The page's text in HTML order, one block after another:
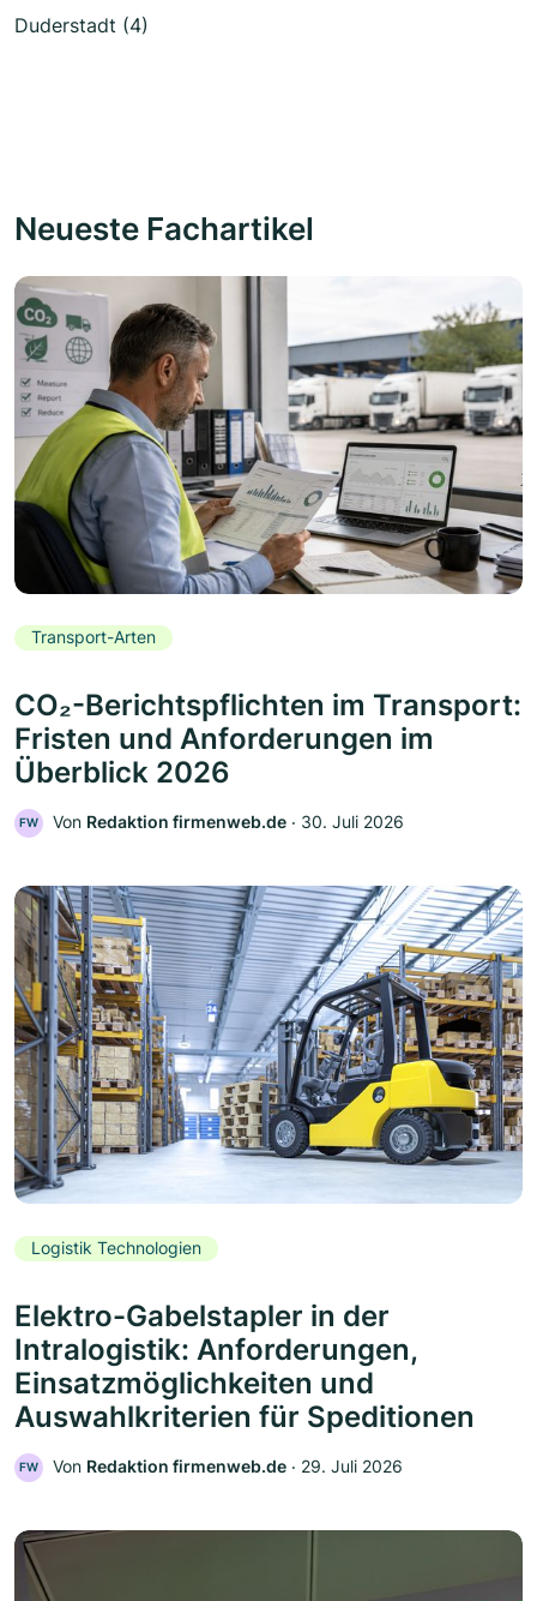
Duderstadt (4)
Neueste Fachartikel
Transport-Arten
CO₂-Berichtspflichten im Transport:
Fristen und Anforderungen im
Überblick 2026
FW Von Redaktion firmenweb.de ‧ 30. Juli 2026
Logistik Technologien
Elektro-Gabelstapler in der
Intralogistik: Anforderungen,
Einsatzmöglichkeiten und
Auswahlkriterien für Speditionen
FW Von Redaktion firmenweb.de ‧ 29. Juli 2026